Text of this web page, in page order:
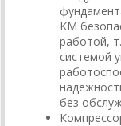
KM
работой,
системой
без